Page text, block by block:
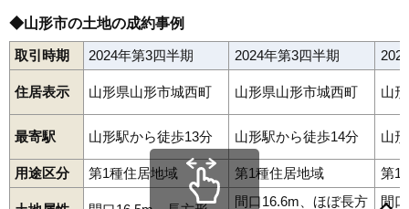
72 江南 23万円
73 白山 22万円 1,531万円 17.2%
74 嶋南 22万円 1,731万円 29.5%
75 平清水 22万円 1,721万円 26.2%
22万円
78 陣場 21万円 1,379万円 18.9%
79 瀬波 21万円 1,340万円 19.8%
◆山形市の土地の成約事例
取引時期 2024年第3四半期 2024年第3四半期
住居表示 山形県山形市城西町 山形県山形市城西町 山
最寄駅 山形駅から徒歩13分 山形駅から徒歩14分 山
用途区分 第1種住居地域 第1種住居地域 第1
間口16.6m、ほぼ長方 間
相生町 青田 青田南青野青柳あかねケ丘あこや町旭が丘
あさひ町
荒楯町飯沢飯田飯田西 飯塚町五十鈴泉町五日町
今塚鋳物町岩波印役町内表内表東梅野木前漆山上町江俣
円応寺町
大手町大森小立落合町 表蔵王篭田 風間 柏倉春日町
香澄町
片谷地上椹沢上桜田上反田 上柳神尾北江俣北町
北山形木の実町清住町切畑久保田黒沢江南黄金小姓町
小白川町
寿町小荷駄町幸町 蔵王上野蔵王温泉蔵王成沢
蔵王半郷蔵王山田早乙女肴町桜田西桜田東桜田南志戸田島
下椹沢
下条町下東山 下宝沢十文字 城南町城北町城西町新開